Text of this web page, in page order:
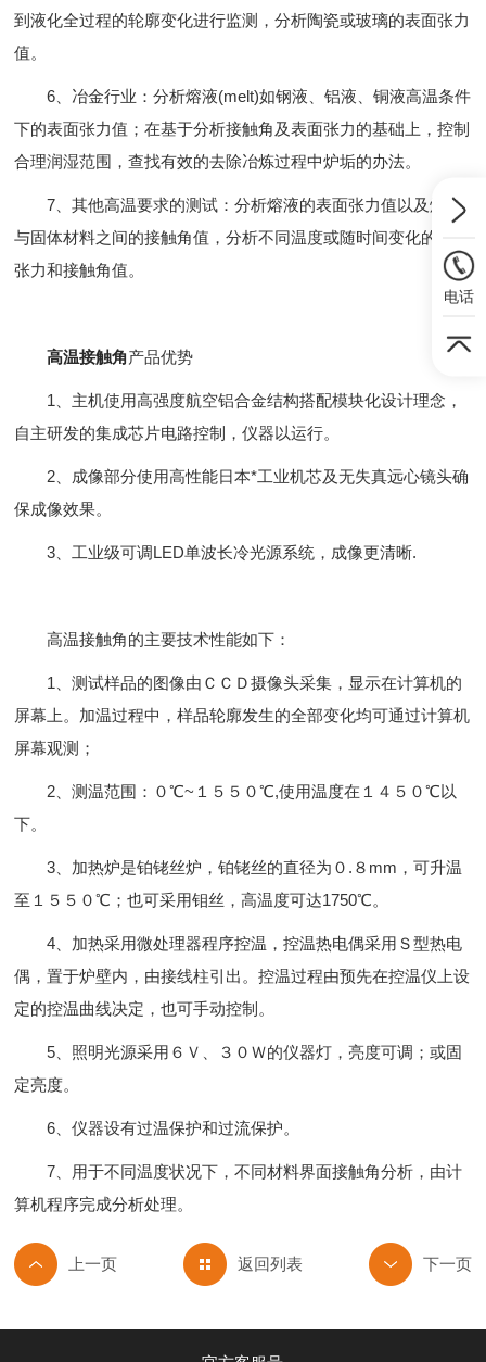
到液化全过程的轮廓变化进行监测，分析陶瓷或玻璃的表面张力
值。
6、冶金行业：分析熔液(melt)如钢液、铝液、铜液高温条件
下的表面张力值；在基于分析接触角及表面张力的基础上，控制
合理润湿范围，查找有效的去除冶炼过程中炉垢的办法。
7、其他高温要求的测试：分析熔液的表面张力值以及熔液
与固体材料之间的接触角值，分析不同温度或随时间变化的表面
张力和接触角值。
高温接触角产品优势
1、主机使用高强度航空铝合金结构搭配模块化设计理念，
自主研发的集成芯片电路控制，仪器以运行。
2、成像部分使用高性能日本*工业机芯及无失真远心镜头确
保成像效果。
3、工业级可调LED单波长冷光源系统，成像更清晰.
高温接触角的主要技术性能如下：
1、测试样品的图像由ＣＣＤ摄像头采集，显示在计算机的
屏幕上。加温过程中，样品轮廓发生的全部变化均可通过计算机
屏幕观测；
2、测温范围：０℃~１５５０℃,使用温度在１４５０℃以
下。
3、加热炉是铂铑丝炉，铂铑丝的直径为０.８mm，可升温
至１５５０℃；也可采用钼丝，高温度可达1750℃。
4、加热采用微处理器程序控温，控温热电偶采用Ｓ型热电
偶，置于炉壁内，由接线柱引出。控温过程由预先在控温仪上设
定的控温曲线决定，也可手动控制。
5、照明光源采用６Ｖ、３０Ｗ的仪器灯，亮度可调；或固
定亮度。
6、仪器设有过温保护和过流保护。
7、用于不同温度状况下，不同材料界面接触角分析，由计
算机程序完成分析处理。
返回列表
电话